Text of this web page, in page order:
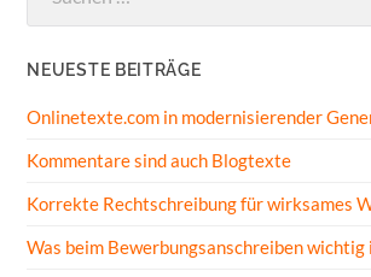
NEUESTE BEITRÄGE
Onlinetexte.com in modernisierender
Kommentare sind auch Blogtexte
Korrekte Rechtschreibung für wirksames
Was beim Bewerbungsanschreiben wichtig